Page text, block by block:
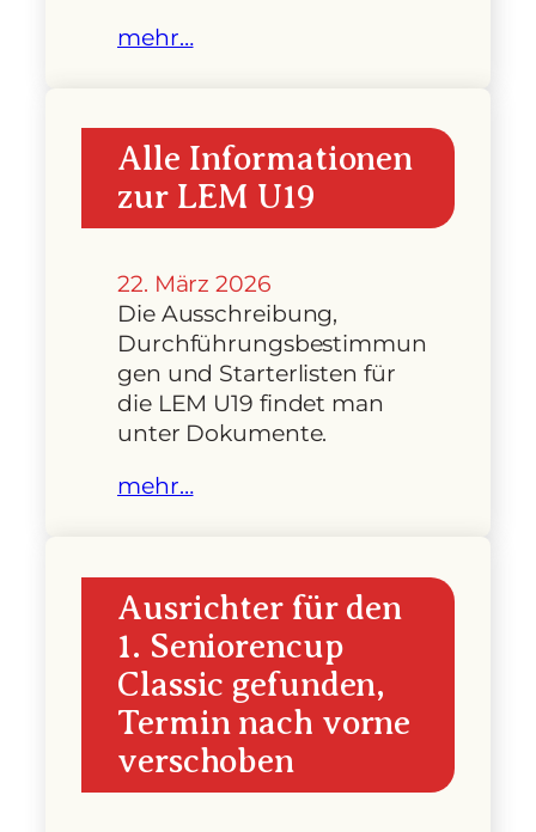
mehr…
Alle Informationen
zur LEM U19
22. März 2026
Die Ausschreibung,
Durchführungsbestimmun
gen und Starterlisten für
die LEM U19 findet man
unter Dokumente.
mehr…
Ausrichter für den
1. Seniorencup
Classic gefunden,
Termin nach vorne
verschoben